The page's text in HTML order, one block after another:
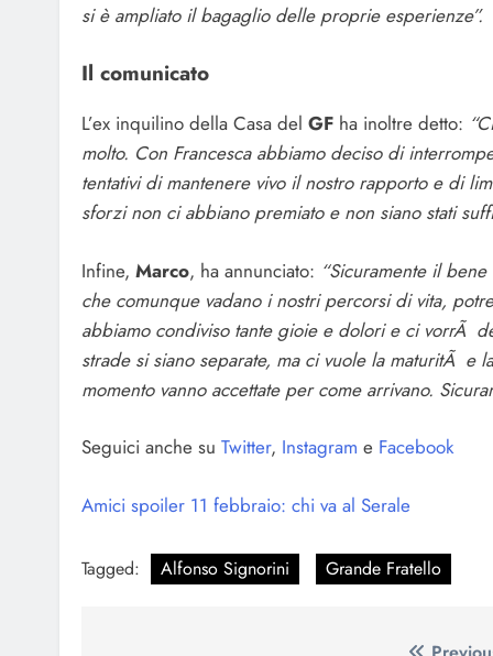
si è ampliato il bagaglio delle proprie esperienze”.
Il comunicato
L’ex inquilino della Casa del GF ha inoltre detto:
molto. Con Francesca abbiamo deciso di
tentativi di mantenere vivo il nostro rapporto e di
sforzi non ci abbiano premiato e non siano stati
Infine, Marco, ha annunciato: “Sicuramente il
che comunque vadano i nostri percorsi di vita,
abbiamo condiviso tante gioie e dolori e ci vorrÃ
strade si siano separate, ma ci vuole la maturitÃ e
momento vanno accettate per come arrivano.
Seguici anche su Twitter, Instagram e Facebook
Amici spoiler 11 febbraio: chi va al Serale
Tagged: Alfonso Signorini Grande Fratello